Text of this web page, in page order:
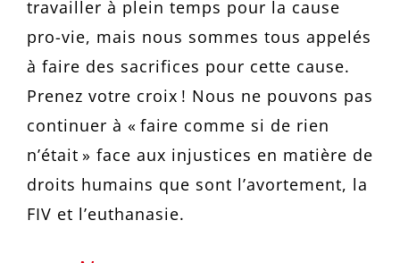
travailler à plein temps pour la cause
pro-vie, mais nous sommes tous appelés
à faire des sacrifices pour cette cause.
Prenez votre croix ! Nous ne pouvons pas
continuer à « faire comme si de rien
n’était » face aux injustices en matière de
droits humains que sont l’avortement, la
FIV et l’euthanasie.